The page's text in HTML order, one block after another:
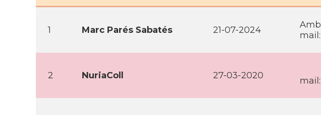
1 Marc Parés Sabatés 21-07-2024
mail:
2 NuriaColl 27-03-2020 mail: